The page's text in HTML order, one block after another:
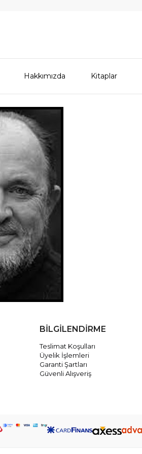
Hakkımızda Kitaplar
BİLGİLENDİRME
Teslimat Koşulları
Üyelik İşlemleri
Garanti Şartları
Güvenli Alışveriş